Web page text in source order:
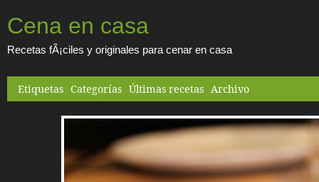
Cena en casa
Recetas fÃ¡ciles y originales para cenar en casa
Etiquetas Categorías Últimas recetas Archivo